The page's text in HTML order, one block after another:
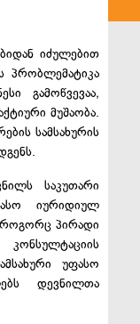
იძულებით
პრობლემატიკა
გამოწვევაა,
მუშაობა.
სამსახურის
საკუთარი
იურიდიულ
როგორც პირადი
უფასო
დევნილთა